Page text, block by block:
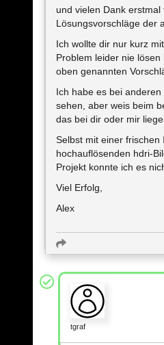
und vielen Dank
Lösungsvorschläge der
Ich wollte dir nur kurz
Problem leider nie
oben genannten
Ich habe es bei
sehen, aber weis beim
das bei dir oder mir
Selbst mit einer frischen
hochauflösenden hdri-
Projekt konnte ich es
Viel Erfolg,
Alex
tgraf